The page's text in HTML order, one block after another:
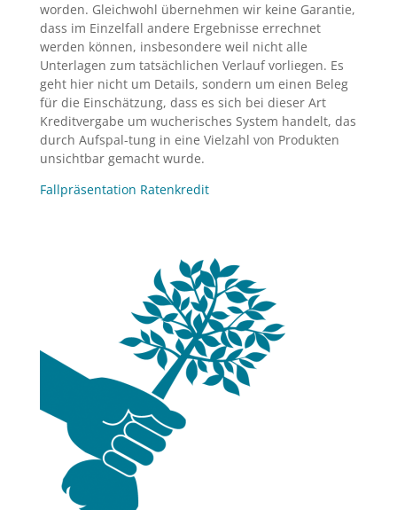
worden. Gleichwohl übernehmen wir keine Garantie,
dass im Einzelfall andere Ergebnisse errechnet
werden können, insbesondere weil nicht alle
Unterlagen zum tatsächlichen Verlauf vorliegen. Es
geht hier nicht um Details, sondern um einen Beleg
für die Einschätzung, dass es sich bei dieser Art
Kreditvergabe um wucherisches System handelt, das
durch Aufspal-tung in eine Vielzahl von Produkten
unsichtbar gemacht wurde.
Fallpräsentation Ratenkredit